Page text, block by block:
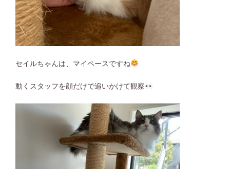
セイルちゃんは、マイペースですね
動くスタッフを顔だけで追いかけて観察